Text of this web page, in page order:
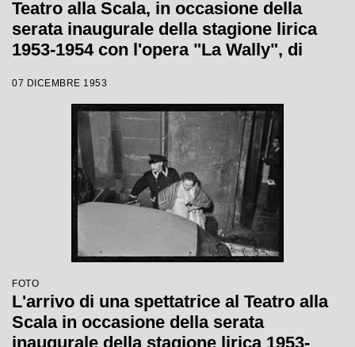
Teatro alla Scala, in occasione della
serata inaugurale della stagione lirica
1953-1954 con l'opera "La Wally", di
Giulini, con la regia di Tatiana Pavlova
07 DICEMBRE 1953
FOTO
L'arrivo di una spettatrice al Teatro alla
Scala in occasione della serata
inaugurale della stagione lirica 1953-